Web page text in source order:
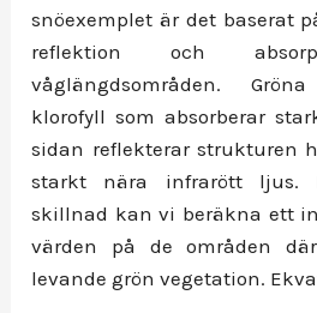
snöexemplet är det baserat
reflektion och
våglängdsområden.
klorofyll som absorberar
sidan reflekterar strukturen
starkt nära infrarött ljus.
skillnad kan vi beräkna ett
värden på de områden
levande grön vegetation.